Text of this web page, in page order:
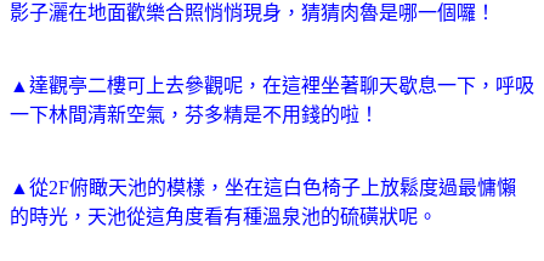
影子灑在地面歡樂合照悄悄現身，猜猜肉魯是哪一個囉！
▲達觀亭二樓可上去參觀呢，在這裡坐著聊天歇息一下，呼吸
一下林間清新空氣，芬多精是不用錢的啦！
▲從2F俯瞰天池的模樣，坐在這白色椅子上放鬆度過最慵懶
的時光，天池從這角度看有種溫泉池的硫磺狀呢。